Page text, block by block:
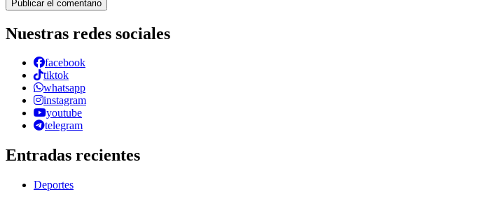
Nuestras redes sociales
facebook
tiktok
whatsapp
instagram
youtube
telegram
Entradas recientes
Deportes